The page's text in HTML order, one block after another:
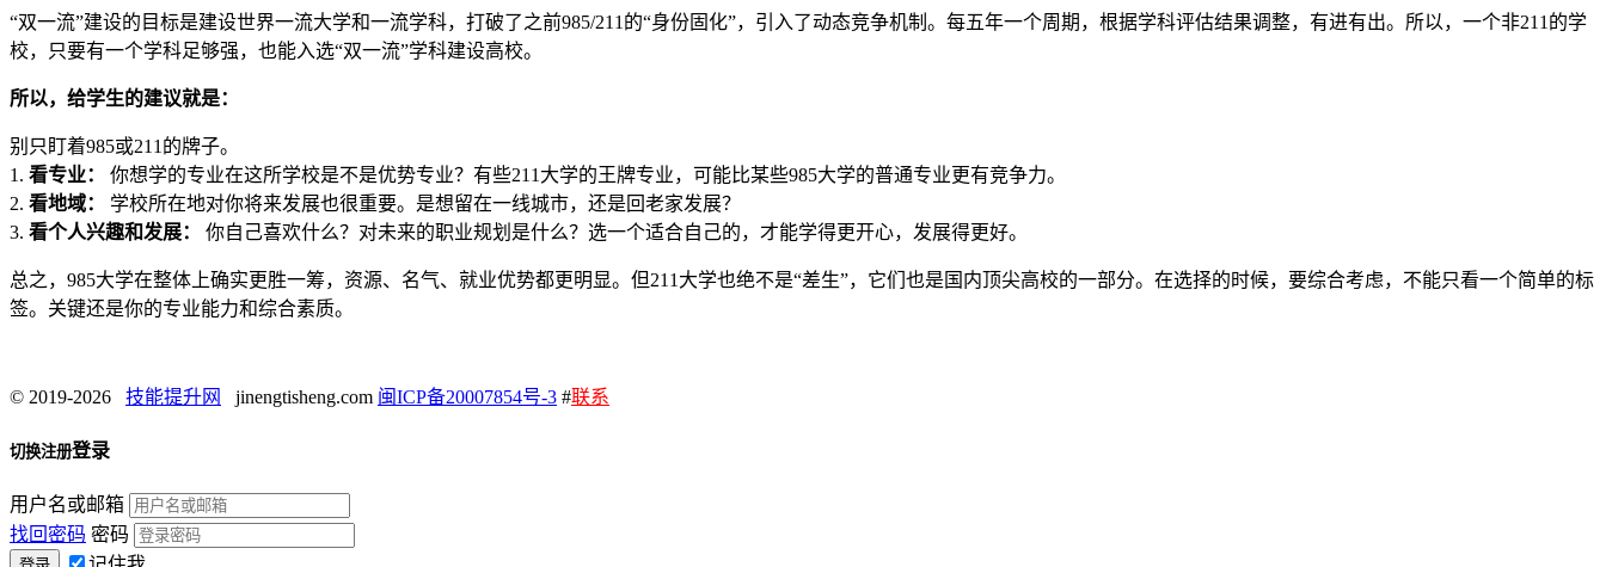
“双一流”建设的目标是建设世界一流大学和一流学科，打破了之前985/211的“身份固化”，引入了动态竞争机制。每五年一个周期，根据学科评估结果调整，有进有出。所以，一个非211的学
校，只要有一个学科足够强，也能入选“双一流”学科建设高校。
所以，给学生的建议就是：
别只盯着985或211的牌子。
1. 看专业：
你想学的专业在这所学校是不是优势专业？有些211大学的王牌专业，可能比某些985大学的普通专业更有竞争力。
2. 看地域：
学校所在地对你将来发展也很重要。是想留在一线城市，还是回老家发展？
3. 看个人兴趣和发展： 你自己喜欢什么？对未来的职业规划是什么？选一个适合自己的，才能学得更开心，发展得更好。
总之，985大学在整体上确实更胜一筹，资源、名气、就业优势都更明显。但211大学也绝不是“差生”，它们也是国内顶尖高校的一部分。在选择的时候，要综合考虑，不能只看一个简单的标
签。关键还是你的专业能力和综合素质。
© 2019-2026 技能提升网 jinengtisheng.com 闽ICP备20007854号-3 #联系
切换注册登录
用户名或邮箱
找回密码 密码